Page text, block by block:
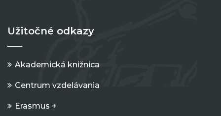
Užitočné odkazy
Akademická knižnica
Centrum vzdelávania
Erasmus +